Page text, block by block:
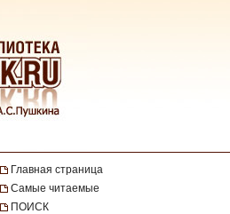
Главная страница
Самые читаемые
ПОИСК